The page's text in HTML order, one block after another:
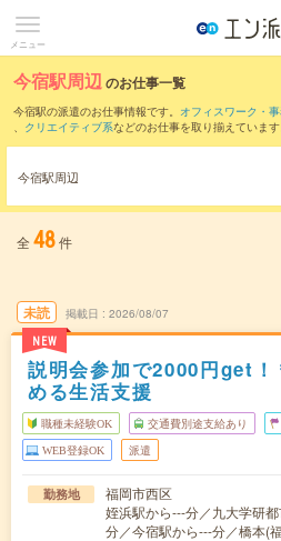
メニュー
今宿駅周辺のお仕事一覧
今宿駅の派遣のお仕事情報です。 オフィスワーク・
、 クリエイティブ系などのお仕事を取り揃えています
また、唐人町駅
ご確認いただけます。
今宿駅周辺
全 48件
未読
NEW
掲載日 2026/08/07
説明会参加で2000円get！
める生活支援
職種未経験OK 交通費別途支給あり
WEB登録OK 派遣
勤務地
福岡市西区
姪浜駅から---分／九大学研
分／今宿駅から---分／橋本(